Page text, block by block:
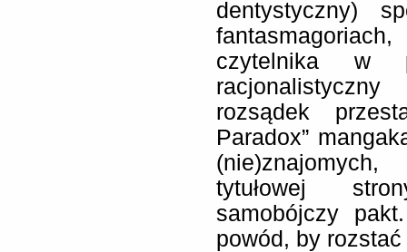
dentystyczny)
czytelnika w
rozsądek
Paradox”
tytułowej
samobójczy
powód, by